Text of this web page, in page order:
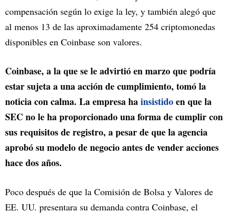
compensación según lo exige la ley, y también alegó que
al menos 13 de las aproximadamente 254 criptomonedas
disponibles en Coinbase son valores.
Coinbase, a la que se le advirtió en marzo que podría
estar sujeta a una acción de cumplimiento, tomó la
noticia con calma. La empresa hainsistidoen que la
SEC no le ha proporcionado una forma de cumplir con
sus requisitos de registro, a pesar de que la agencia
aprobó su modelo de negocio antes de vender acciones
hace dos años.
Poco después de que la Comisión de Bolsa y Valores de
EE. UU. presentara su demanda contra Coinbase, el